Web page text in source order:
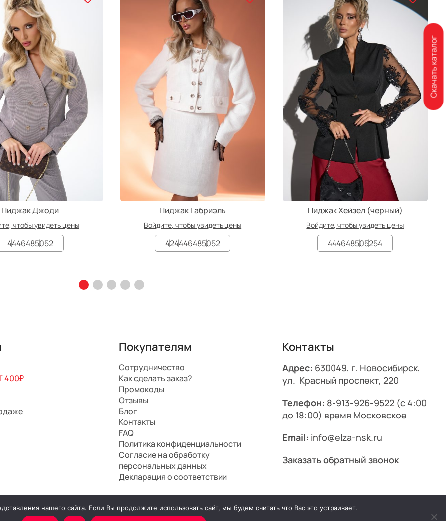
Пиджак Джоди
чтобы увидеть цены
4446485052
Пиджак Габриэль
Войдите, чтобы увидеть цены
424446485052
Пиджак Хейзел (чёрный)
Войдите, чтобы увидеть цены
444648505254
400₽
Покупателям
Сотрудничество
Как сделать заказ?
Промокоды
Отзывы
Блог
Контакты
FAQ
Политика конфиденциальности
Согласие на обработку
персональных данных
Декларация о соответствии
Контакты
Адрес: 630049, г. Новосибирск,
ул. Красный проспект, 220
Телефон: 8-913-926-9522(с 4:00
до 18:00) время Московское
Email: info@elza-nsk.ru
Заказать обратный звонок
нашего сайта. Если Вы продолжите использовать сайт, мы будем считать что Вас это устраивает.
Скачать каталог